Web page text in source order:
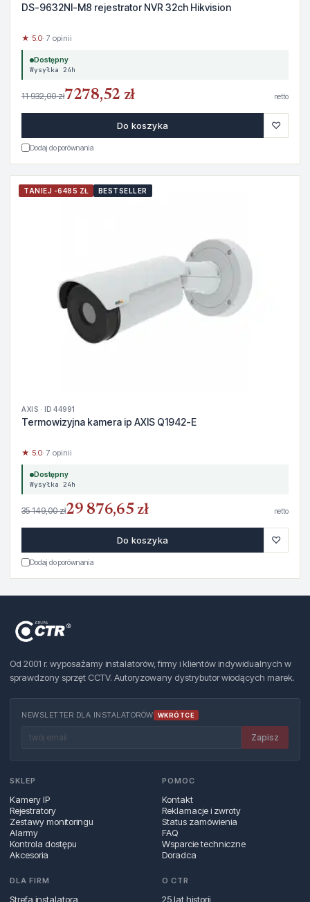
DS-9632NI-M8 rejestrator NVR 32ch Hikvision
★ 5.0· 7 opinii
Dostępny
Wysyłka 24h
11 932,00 zł7278,52 zł netto
Do koszyka ♡
Dodaj do porównania
TANIEJ -6485 ZŁ BESTSELLER
AXIS · ID 44991
Termowizyjna kamera ip AXIS Q1942-E
★ 5.0· 7 opinii
Dostępny
Wysyłka 24h
35 149,00 zł29 876,65 zł netto
Do koszyka ♡
Dodaj do porównania
Od 2001 r. wyposażamy instalatorów, firmy i klientów indywidualnych w
sprawdzony sprzęt CCTV. Autoryzowany dystrybutor wiodących marek.
NEWSLETTER DLA INSTALATORÓW WKRÓTCE
Zapisz
SKLEP
Kamery IP
Rejestratory
Zestawy monitoringu
Alarmy
Kontrola dostępu
Akcesoria
POMOC
Kontakt
Reklamacje i zwroty
Status zamówienia
FAQ
Wsparcie techniczne
Doradca
DLA FIRM
Strefa instalatora
O CTR
25 lat historii